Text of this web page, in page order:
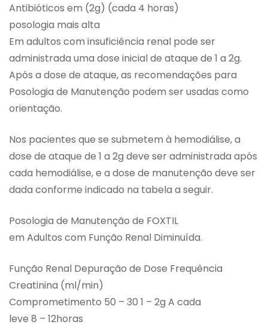
Antibióticos em (2g) (cada 4 horas)
posologia mais alta
Em adultos com insuficiência renal pode ser
administrada uma dose inicial de ataque de 1 a 2g.
Após a dose de ataque, as recomendações para
Posologia de Manutenção podem ser usadas como
orientação.
Nos pacientes que se submetem à hemodiálise, a
dose de ataque de 1 a 2g deve ser administrada após
cada hemodiálise, e a dose de manutenção deve ser
dada conforme indicado na tabela a seguir.
Posologia de Manutenção de FOXTIL
em Adultos com Função Renal Diminuída.
Função Renal Depuração de Dose Frequência
Creatinina (ml/min)
Comprometimento 50 – 30 1 – 2g A cada
leve 8 – 12horas